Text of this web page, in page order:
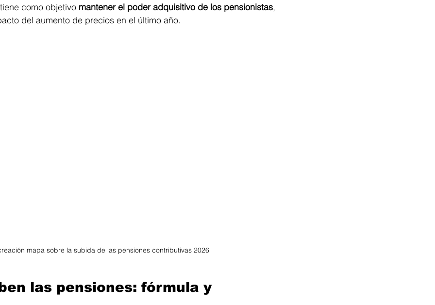
como objetivo mantener el poder adquisitivo de los pensionistas,
del aumento de precios en el último año.
mapa sobre la subida de las pensiones contributivas 2026
las pensiones: fórmula y